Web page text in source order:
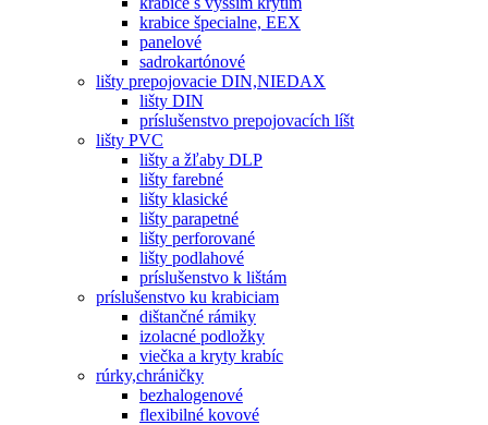
krabice špecialne, EEX
panelové
sadrokartónové
lišty prepojovacie DIN,NIEDAX
lišty DIN
príslušenstvo prepojovacích líšt
lišty PVC
lišty a žľaby DLP
lišty farebné
lišty klasické
lišty parapetné
lišty perforované
lišty podlahové
príslušenstvo k lištám
príslušenstvo ku krabiciam
dištančné rámiky
izolacné podložky
viečka a kryty krabíc
rúrky,chráničky
bezhalogenové
flexibilné kovové